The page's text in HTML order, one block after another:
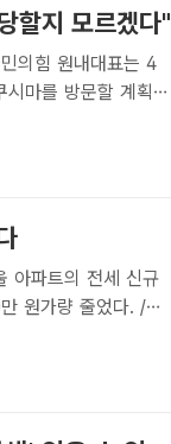
할지 모르겠다"
마를 방문할 계획에
/남용희 기자[더팩트
원가량 줄었다. /더
신규계약과 갱신계